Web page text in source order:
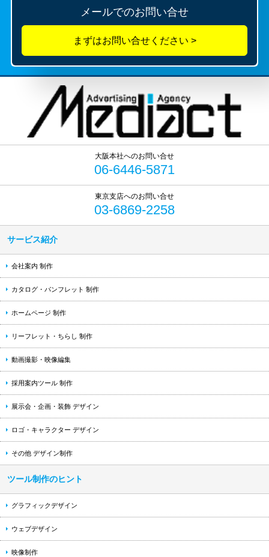
メールでのお問い合せ
06-6446-5871
03-6869-2258
サービス紹介
会社案内 制作
カタログ・パンフレット 制作
ホームページ 制作
リーフレット・ちらし 制作
動画撮影・映像編集
採用案内ツール 制作
展示会・企画・装飾 デザイン
ロゴ・キャラクター デザイン
その他 デザイン制作
ツール制作のヒント
グラフィックデザイン
ウェブデザイン
映像制作